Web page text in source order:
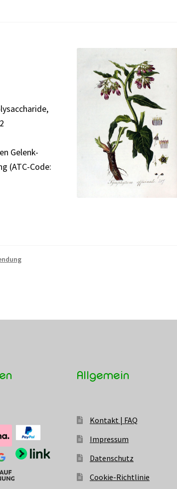
Gelenk-
(ATC-Code:
Allgemein
Kontakt | FAQ
Impressum
Datenschutz
Cookie-Richtlinie